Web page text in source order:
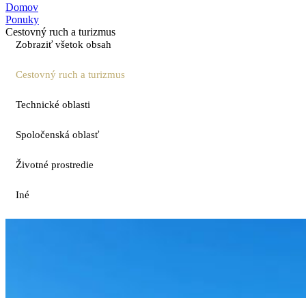
Domov
Ponuky
Cestovný ruch a turizmus
Zobraziť všetok obsah
Cestovný ruch a turizmus
Technické oblasti
Spoločenská oblasť
Životné prostredie
Iné